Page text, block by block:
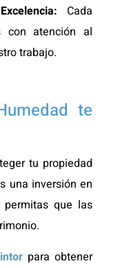
Cada
con atención al
trabajo.
te
tu propiedad
una inversión en
que las
para obtener